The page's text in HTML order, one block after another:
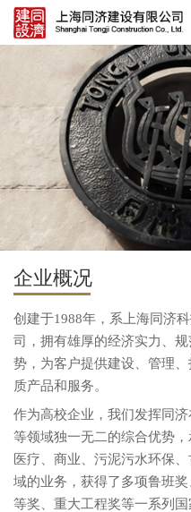
企业概况
创建于1988年，系上海同济
司，拥有雄厚的经济实力、
势，为客户提供建设、管理
质产品和服务。
作为高校企业，我们发挥同
等领域独一无二的综合优势
医疗、商业、污泥污水环保
域的业务，获得了多项鲁班
等奖、重大工程奖等一系列国